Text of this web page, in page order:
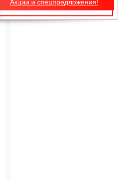
Акции и спецпредложения!